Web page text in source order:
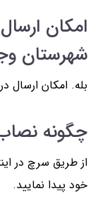
امکان
شهرستان
بله. امکان ارسال
چگونه
از طریق سرچ در
خود پیدا نمایید.